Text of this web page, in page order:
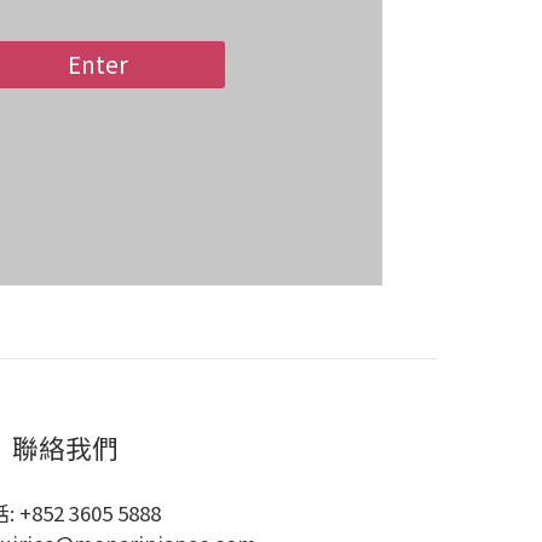
Enter
聯絡我們
: +852 3605 5888